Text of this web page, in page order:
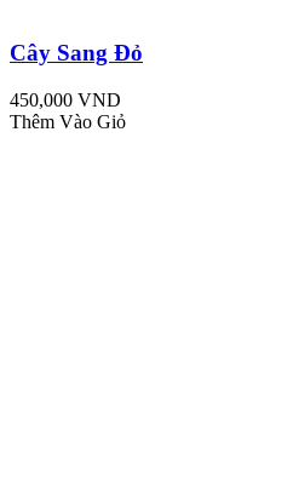
Cây Sang Đỏ
450,000 VND
Thêm Vào Giỏ